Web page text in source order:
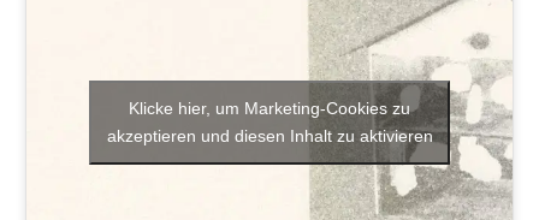
Klicke hier, um Marketing-Cookies zu
akzeptieren und diesen Inhalt zu aktivieren